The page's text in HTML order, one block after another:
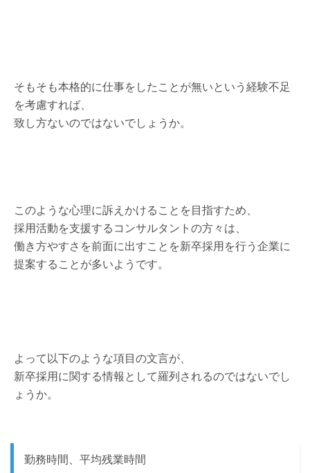
そもそも本格的に仕事をしたことが無いという経験不足
を考慮すれば、
致し方ないのではないでしょうか。
このような心理に訴えかけることを目指すため、
採用活動を支援するコンサルタントの方々は、
働き方やすさを前面に出すことを新卒採用を行う企業に
提案することが多いようです。
よって以下のような項目の文言が、
新卒採用に関する情報として羅列されるのではないでし
ょうか。
勤務時間、平均残業時間